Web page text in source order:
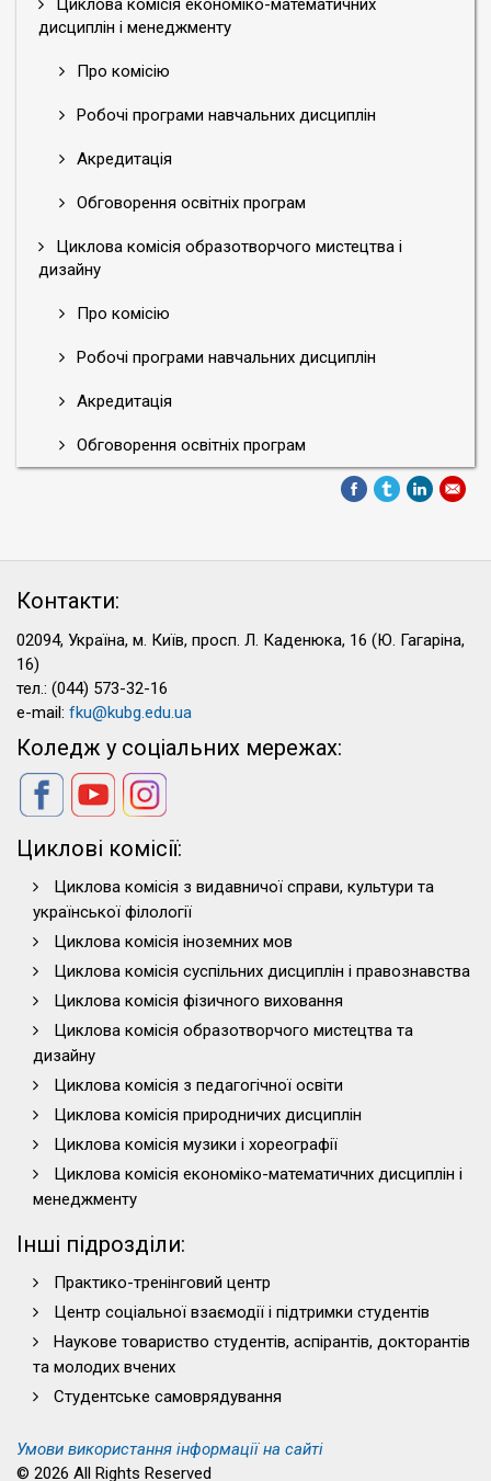
Циклова комісія економіко-математичних
дисциплін і менеджменту
Про комісію
Робочі програми навчальних дисциплін
Акредитація
Обговорення освітніх програм
Циклова комісія образотворчого мистецтва і
дизайну
Про комісію
Робочі програми навчальних дисциплін
Акредитація
Обговорення освітніх програм
Контакти:
02094, Україна, м. Київ, просп. Л. Каденюка, 16 (Ю. Гагаріна,
16)
тел.: (044) 573-32-16
e-mail: fku@kubg.edu.ua
Коледж у соціальних мережах:
Циклові комісії:
Циклова комісія з видавничої справи, культури та
української філології
Циклова комісія іноземних мов
Циклова комісія суспільних дисциплін і правознавства
Циклова комісія фізичного виховання
Циклова комісія образотворчого мистецтва та
дизайну
Циклова комісія з педагогічної освіти
Циклова комісія природничих дисциплін
Циклова комісія музики і хореографії
Циклова комісія економіко-математичних дисциплін і
менеджменту
Інші підрозділи:
Практико-тренінговий центр
Центр соціальної взаємодії і підтримки студентів
Наукове товариство студентів, аспірантів, докторантів
та молодих вчених
Студентське самоврядування
Умови використання інформації на сайті
© 2026 All Rights Reserved